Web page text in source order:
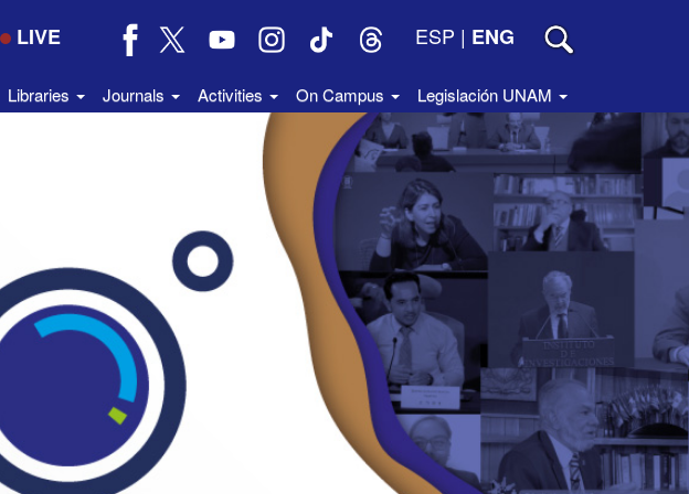
LIVE ESP | ENG
Libraries Journals Activities On Campus Legislación UNAM